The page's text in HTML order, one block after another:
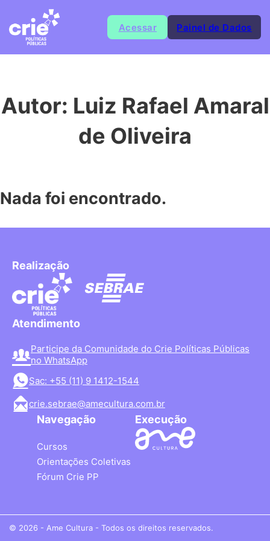
Acessar Painel de Dados
Autor: Luiz Rafael Amaral
de Oliveira
Nada foi encontrado.
Realização
Atendimento
Participe da Comunidade do Crie Políticas Públicas
no WhatsApp
Sac: +55 (11) 9 1412-1544
crie.sebrae@amecultura.com.br
Navegação
Cursos
Orientações Coletivas
Fórum Crie PP
Execução
© 2026 - Ame Cultura - Todos os direitos reservados.